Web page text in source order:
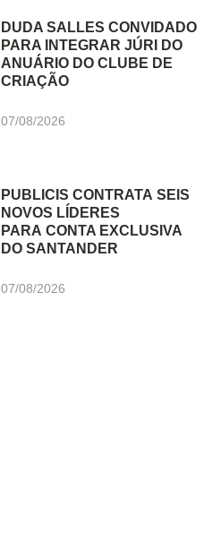
DUDA SALLES CONVIDADO
PARA INTEGRAR JÚRI DO
ANUÁRIO DO CLUBE DE
CRIAÇÃO
07/08/2026
PUBLICIS CONTRATA SEIS
NOVOS LÍDERES
PARA CONTA EXCLUSIVA
DO SANTANDER
07/08/2026